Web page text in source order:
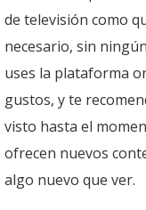
de televisión como
necesario, sin
uses la plataforma
gustos, y te
visto hasta el
ofrecen nuevos
algo nuevo que ver.